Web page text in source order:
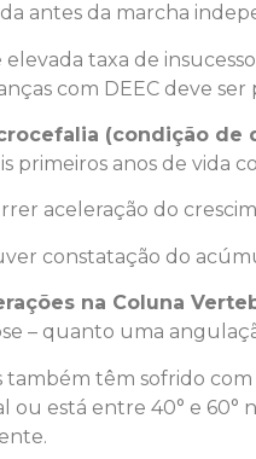
antes da marcha
elevada taxa de
com DEEC deve ser
(condição
primeiros anos de vida
aceleração do
constatação do
na Coluna
– quanto uma
também têm sofrido
ou está entre 40° e